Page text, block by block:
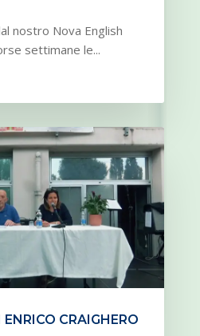
nostro Nova English
settimane le...
CRAIGHERO